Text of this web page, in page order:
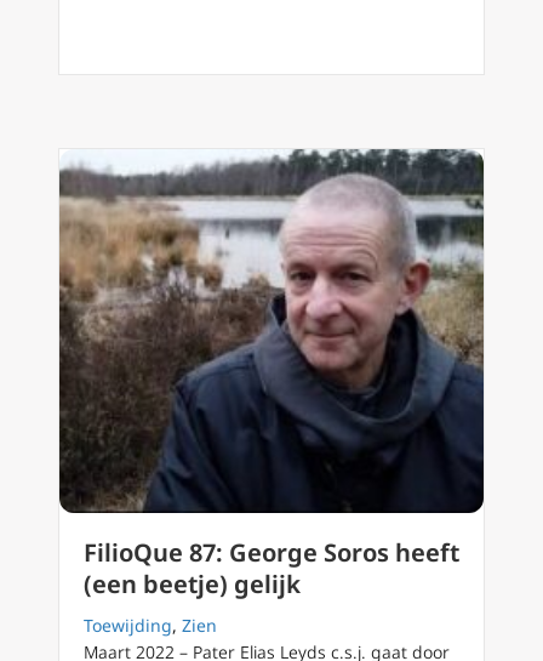
FilioQue 87: George Soros heeft
(een beetje) gelijk
Toewijding, Zien
Maart 2022 – Pater Elias Leyds c.s.j. gaat door